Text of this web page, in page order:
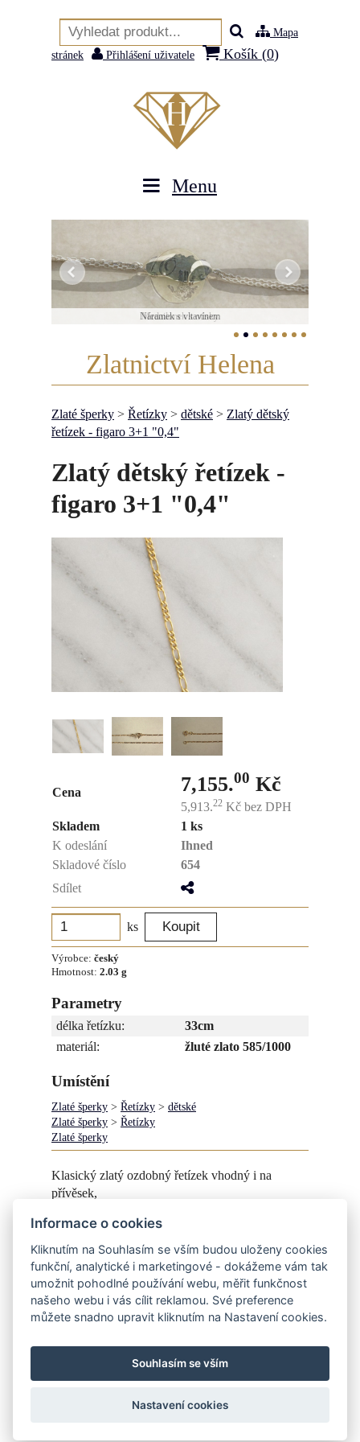
Mapa
stránek
Přihlášení uživatele Košík (0)
Menu
Náramek s vltavínem
Medailonek s otisky
Zlatnictví Helena
Zlaté šperky > Řetízky > dětské > Zlatý dětský
řetízek - figaro 3+1 "0,4"
Zlatý dětský řetízek -
figaro 3+1 "0,4"
Cena 7,155.00 Kč
5,913.22 Kč bez DPH
Skladem
1 ks
K odeslání
Ihned
Skladové číslo
654
Sdílet
ks
Výrobce: český
Hmotnost: 2.03 g
Parametry
délka řetízku:
33cm
materiál:
žluté zlato 585/1000
Umístění
Zlaté šperky > Řetízky > dětské
Zlaté šperky > Řetízky
Zlaté šperky
Klasický zlatý ozdobný řetízek vhodný i na
přívěsek,
řetízek NENÍ DUTÝ
Při dodání zlata (váha +10% navíc ztráta na
tavení) zaplatíte pouze práci - 2080,-Kč.
Informace o cookies
Kliknutím na Souhlasím se vším budou uloženy cookies
funkční, analytické i marketingové - dokážeme vám tak
umožnit pohodlné používání webu, měřit funkčnost
našeho webu i vás cílit reklamou. Své preference
můžete snadno upravit kliknutím na Nastavení cookies.
Souhlasím se vším
Nastavení cookies